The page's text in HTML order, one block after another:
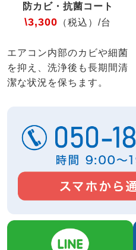
防カビ・抗菌コート
\3,300 （税込）/台
エアコン内部のカビや細菌
を抑え、洗浄後も長期間清
潔な状況を保ちます。